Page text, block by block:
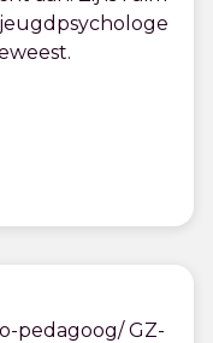
pedagoog/ GZ-